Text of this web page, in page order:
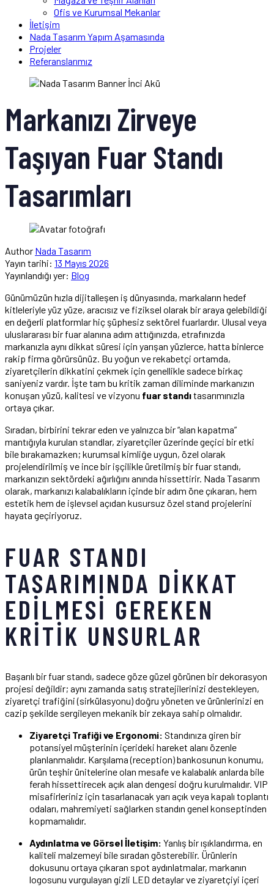
Ofis ve Kurumsal Mekanlar
İletişim
Nada Tasarım Yapım Aşamasında
Projeler
Referanslarımız
Markanızı Zirveye
Taşıyan Fuar Standı
Tasarımları
Author Nada Tasarım
Yayın tarihi: 13 Mayıs 2026
Yayınlandığı yer: Blog
Günümüzün hızla dijitalleşen iş dünyasında, markaların hedef
kitleleriyle yüz yüze, aracısız ve fiziksel olarak bir araya gelebildiği
en değerli platformlar hiç şüphesiz sektörel fuarlardır. Ulusal veya
uluslararası bir fuar alanına adım attığınızda, etrafınızda
markanızla aynı dikkat süresi için yarışan yüzlerce, hatta binlerce
rakip firma görürsünüz. Bu yoğun ve rekabetçi ortamda,
ziyaretçilerin dikkatini çekmek için genellikle sadece birkaç
saniyeniz vardır. İşte tam bu kritik zaman diliminde markanızın
konuşan yüzü, kalitesi ve vizyonu fuar standıtasarımınızla
ortaya çıkar.
Sıradan, birbirini tekrar eden ve yalnızca bir “alan kapatma”
mantığıyla kurulan standlar, ziyaretçiler üzerinde geçici bir etki
bile bırakamazken; kurumsal kimliğe uygun, özel olarak
projelendirilmiş ve ince bir işçilikle üretilmiş bir fuar standı,
markanızın sektördeki ağırlığını anında hissettirir. Nada Tasarım
olarak, markanızı kalabalıkların içinde bir adım öne çıkaran, hem
estetik hem de işlevsel açıdan kusursuz özel stand projelerini
hayata geçiriyoruz.
FUAR STANDI
TASARIMINDA DIKKAT
EDILMESI GEREKEN
KRITIK UNSURLAR
Başarılı bir fuar standı, sadece göze güzel görünen bir dekorasyon
projesi değildir; aynı zamanda satış stratejilerinizi destekleyen,
ziyaretçi trafiğini (sirkülasyonu) doğru yöneten ve ürünlerinizi en
cazip şekilde sergileyen mekanik bir zekaya sahip olmalıdır.
Ziyaretçi Trafiği ve Ergonomi: Standınıza giren bir
potansiyel müşterinin içerideki hareket alanı özenle
planlanmalıdır. Karşılama (reception) bankosunun konumu,
ürün teşhir ünitelerine olan mesafe ve kalabalık anlarda bile
ferah hissettirecek açık alan dengesi doğru kurulmalıdır. VIP
misafirleriniz için tasarlanacak yarı açık veya kapalı toplantı
odaları, mahremiyeti sağlarken standın genel konseptinden
kopmamalıdır.
Aydınlatma ve Görsel İletişim: Yanlış bir ışıklandırma, en
kaliteli malzemeyi bile sıradan gösterebilir. Ürünlerin
dokusunu ortaya çıkaran spot aydınlatmalar, markanın
logosunu vurgulayan gizli LED detaylar ve ziyaretçiyi içeri